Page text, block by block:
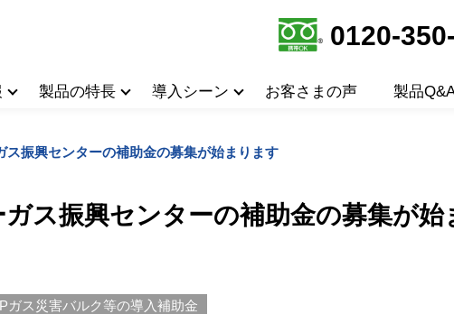
0120-
製品の特長 導入シーン お客さまの声 製品
ス振興センターの補助金の募集が始まります
ガス振興センターの補助金の募集が始
ガス災害バルク等の導入補助金